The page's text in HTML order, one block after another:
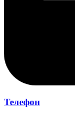
Телефон